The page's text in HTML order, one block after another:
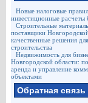
Новые налоговые
инвестиционные расчеты
Строительные
поставщики
качественные решения
строительства
Недвижимость для
Новгородской области:
аренда и управление
объектами
Обратная связь